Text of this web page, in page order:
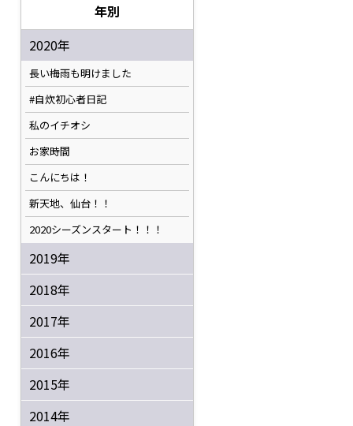
年別
2020年
長い梅雨も明けました
#自炊初心者日記
私のイチオシ
お家時間
こんにちは！
新天地、仙台！！
2020シーズンスタート！！！
2019年
2018年
2017年
2016年
2015年
2014年